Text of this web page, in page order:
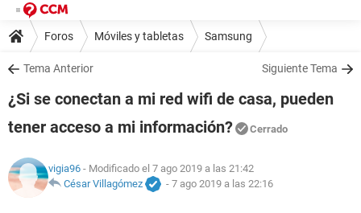
Foros Móviles y tabletas Samsung
Tema Anterior Siguiente Tema
¿Si se conectan a mi red wifi de casa, pueden
tener acceso a mi información?
Cerrado
vigia96 - Modificado el 7 ago 2019 a las 21:42
César Villagómez
- 7 ago 2019 a las 22:16